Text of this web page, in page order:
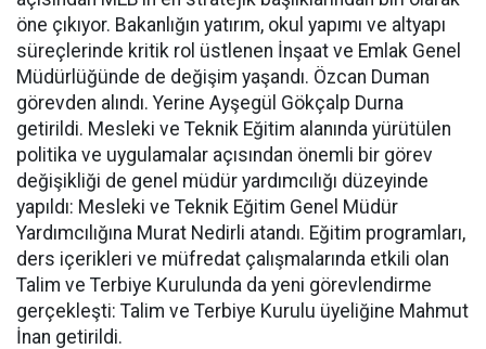
öne çıkıyor. Bakanlığın yatırım, okul yapımı ve altyapı
süreçlerinde kritik rol üstlenen İnşaat ve Emlak Genel
Müdürlüğünde de değişim yaşandı. Özcan Duman
görevden alındı. Yerine Ayşegül Gökçalp Durna
getirildi. Mesleki ve Teknik Eğitim alanında yürütülen
politika ve uygulamalar açısından önemli bir görev
değişikliği de genel müdür yardımcılığı düzeyinde
yapıldı: Mesleki ve Teknik Eğitim Genel Müdür
Yardımcılığına Murat Nedirli atandı. Eğitim programları,
ders içerikleri ve müfredat çalışmalarında etkili olan
Talim ve Terbiye Kurulunda da yeni görevlendirme
gerçekleşti: Talim ve Terbiye Kurulu üyeliğine Mahmut
İnan getirildi.